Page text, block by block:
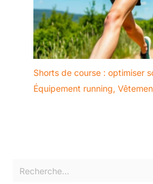
Shorts de course : optimiser
Équipement running,